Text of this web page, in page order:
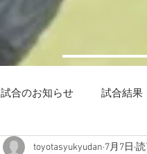
試合のお知らせ 試合結果
toyotasyukyudan 7月7日